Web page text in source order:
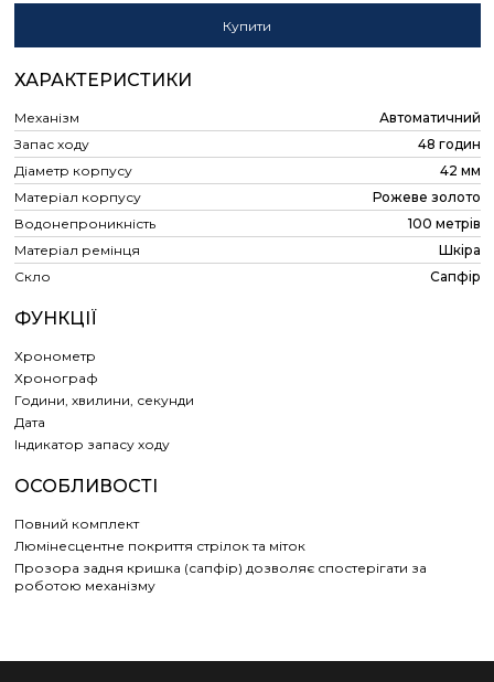
Купити
ХАРАКТЕРИСТИКИ
Механізм
Автоматичний
Запас ходу
48 годин
Діаметр корпусу
42 мм
Матеріал корпусу
Рожеве золото
Водонепроникність
100 метрів
Матеріал ремінця
Шкіра
Скло
Сапфір
ФУНКЦІЇ
Хронометр
Хронограф
Години, хвилини, секунди
Дата
Індикатор запасу ходу
ОСОБЛИВОСТІ
Повний комплект
Люмінесцентне покриття стрілок та міток
Прозора задня кришка (сапфір) дозволяє спостерігати за
роботою механізму